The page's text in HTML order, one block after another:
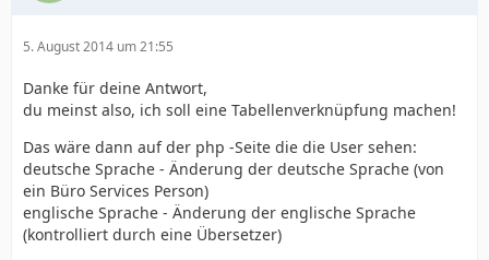
5. August 2014 um 21:55
Danke für deine Antwort,
du meinst also, ich soll eine Tabellenverknüpfung machen!
Das wäre dann auf der php -Seite die die User sehen:
deutsche Sprache - Änderung der deutsche Sprache (von
ein Büro Services Person)
englische Sprache - Änderung der englische Sprache
(kontrolliert durch eine Übersetzer)